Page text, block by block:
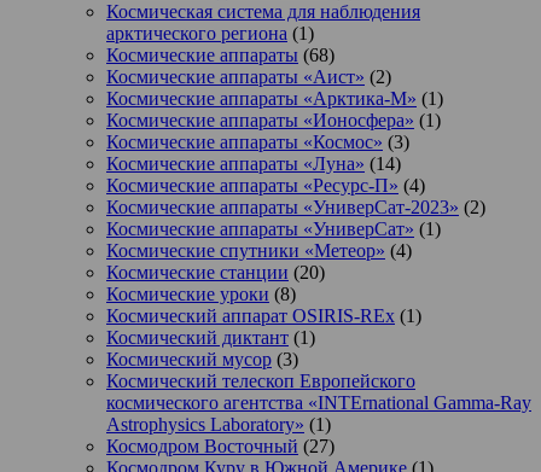
Космическая система для наблюдения
арктического региона (1)
Космические аппараты (68)
Космические аппараты «Аист» (2)
Космические аппараты «Арктика-М» (1)
Космические аппараты «Ионосфера» (1)
Космические аппараты «Космос» (3)
Космические аппараты «Луна» (14)
Космические аппараты «Ресурс-П» (4)
Космические аппараты «УниверСат-2023» (2)
Космические аппараты «УниверСат» (1)
Космические спутники «Метеор» (4)
Космические станции (20)
Космические уроки (8)
Космический аппарат OSIRIS-REx (1)
Космический диктант (1)
Космический мусор (3)
Космический телескоп Европейского
космического агентства «INTErnational Gamma-Ray
Astrophysics Laboratory» (1)
Космодром Восточный (27)
Космодром Куру в Южной Америке (1)